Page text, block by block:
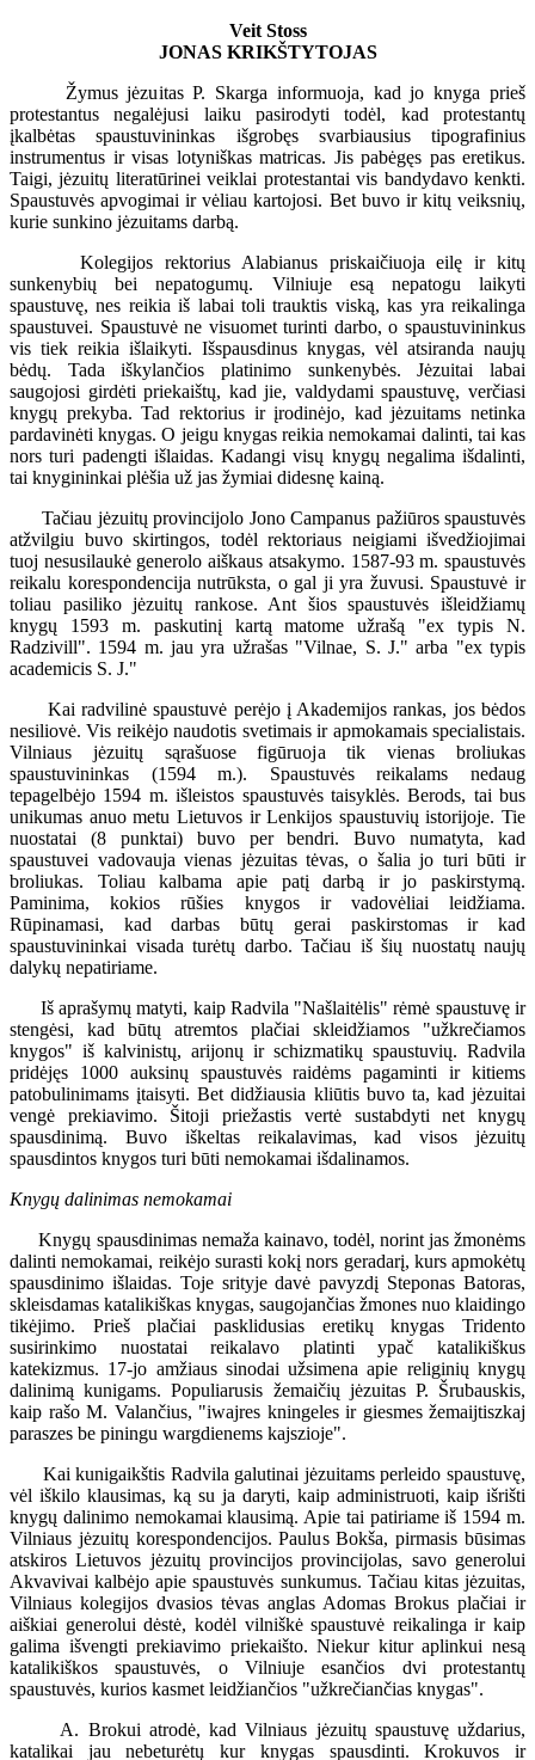
Veit Stoss
JONAS KRIKŠTYTOJAS
Žymus jėzuitas P. Skarga informuoja, kad jo knyga prieš
protestantus negalėjusi laiku pasirodyti todėl, kad protestantų
įkalbėtas spaustuvininkas išgrobęs svarbiausius tipografinius
instrumentus ir visas lotyniškas matricas. Jis pabėgęs pas eretikus.
Taigi, jėzuitų literatūrinei veiklai protestantai vis bandydavo kenkti.
Spaustuvės apvogimai ir vėliau kartojosi. Bet buvo ir kitų veiksnių,
kurie sunkino jėzuitams darbą.
Kolegijos rektorius Alabianus priskaičiuoja eilę ir kitų
sunkenybių bei nepatogumų. Vilniuje esą nepatogu laikyti
spaustuvę, nes reikia iš labai toli trauktis viską, kas yra reikalinga
spaustuvei. Spaustuvė ne visuomet turinti darbo, o spaustuvininkus
vis tiek reikia išlaikyti. Išspausdinus knygas, vėl atsiranda naujų
bėdų. Tada iškylančios platinimo sunkenybės. Jėzuitai labai
saugojosi girdėti priekaištų, kad jie, valdydami spaustuvę, verčiasi
knygų prekyba. Tad rektorius ir įrodinėjo, kad jėzuitams netinka
pardavinėti knygas. O jeigu knygas reikia nemokamai dalinti, tai kas
nors turi padengti išlaidas. Kadangi visų knygų negalima išdalinti,
tai knygininkai plėšia už jas žymiai didesnę kainą.
Tačiau jėzuitų provincijolo Jono Campanus pažiūros spaustuvės
atžvilgiu buvo skirtingos, todėl rektoriaus neigiami išvedžiojimai
tuoj nesusilaukė generolo aiškaus atsakymo. 1587-93 m. spaustuvės
reikalu korespondencija nutrūksta, o gal ji yra žuvusi. Spaustuvė ir
toliau pasiliko jėzuitų rankose. Ant šios spaustuvės išleidžiamų
knygų 1593 m. paskutinį kartą matome užrašą "ex typis N.
Radzivill". 1594 m. jau yra užrašas "Vilnae, S. J." arba "ex typis
academicis S. J."
Kai radvilinė spaustuvė perėjo į Akademijos rankas, jos bėdos
nesiliovė. Vis reikėjo naudotis svetimais ir apmokamais specialistais.
Vilniaus jėzuitų sąrašuose figūruoja tik vienas broliukas
spaustuvininkas (1594 m.). Spaustuvės reikalams nedaug
tepagelbėjo 1594 m. išleistos spaustuvės taisyklės. Berods, tai bus
unikumas anuo metu Lietuvos ir Lenkijos spaustuvių istorijoje. Tie
nuostatai (8 punktai) buvo per bendri. Buvo numatyta, kad
spaustuvei vadovauja vienas jėzuitas tėvas, o šalia jo turi būti ir
broliukas. Toliau kalbama apie patį darbą ir jo paskirstymą.
Paminima, kokios rūšies knygos ir vadovėliai leidžiama.
Rūpinamasi, kad darbas būtų gerai paskirstomas ir kad
spaustuvininkai visada turėtų darbo. Tačiau iš šių nuostatų naujų
dalykų nepatiriame.
Iš aprašymų matyti, kaip Radvila "Našlaitėlis" rėmė spaustuvę ir
stengėsi, kad būtų atremtos plačiai skleidžiamos "užkrečiamos
knygos" iš kalvinistų, arijonų ir schizmatikų spaustuvių. Radvila
pridėjęs 1000 auksinų spaustuvės raidėms pagaminti ir kitiems
patobulinimams įtaisyti. Bet didžiausia kliūtis buvo ta, kad jėzuitai
vengė prekiavimo. Šitoji priežastis vertė sustabdyti net knygų
spausdinimą. Buvo iškeltas reikalavimas, kad visos jėzuitų
spausdintos knygos turi būti nemokamai išdalinamos.
Knygų dalinimas nemokamai
Knygų spausdinimas nemaža kainavo, todėl, norint jas žmonėms
dalinti nemokamai, reikėjo surasti kokį nors geradarį, kurs apmokėtų
spausdinimo išlaidas. Toje srityje davė pavyzdį Steponas Batoras,
skleisdamas katalikiškas knygas, saugojančias žmones nuo klaidingo
tikėjimo. Prieš plačiai pasklidusias eretikų knygas Tridento
susirinkimo nuostatai reikalavo platinti ypač katalikiškus
katekizmus. 17-jo amžiaus sinodai užsimena apie religinių knygų
dalinimą kunigams. Populiarusis žemaičių jėzuitas P. Šrubauskis,
kaip rašo M. Valančius, "iwajres kningeles ir giesmes žemaijtiszkaj
paraszes be piningu wargdienems kajszioje".
Kai kunigaikštis Radvila galutinai jėzuitams perleido spaustuvę,
vėl iškilo klausimas, ką su ja daryti, kaip administruoti, kaip išrišti
knygų dalinimo nemokamai klausimą. Apie tai patiriame iš 1594 m.
Vilniaus jėzuitų korespondencijos. Paulus Bokša, pirmasis būsimas
atskiros Lietuvos jėzuitų provincijos provincijolas, savo generolui
Akvavivai kalbėjo apie spaustuvės sunkumus. Tačiau kitas jėzuitas,
Vilniaus kolegijos dvasios tėvas anglas Adomas Brokus plačiai ir
aiškiai generolui dėstė, kodėl vilniškė spaustuvė reikalinga ir kaip
galima išvengti prekiavimo priekaišto. Niekur kitur aplinkui nesą
katalikiškos spaustuvės, o Vilniuje esančios dvi protestantų
spaustuvės, kurios kasmet leidžiančios "užkrečiančias knygas".
A. Brokui atrodė, kad Vilniaus jėzuitų spaustuvę uždarius,
katalikai jau nebeturėtų kur knygas spausdinti. Krokuvos ir